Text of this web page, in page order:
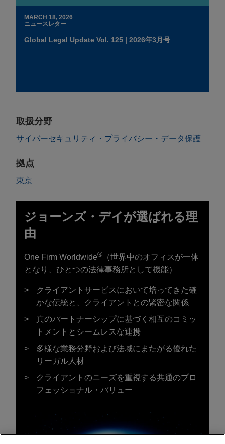
MARCH 18, 2026
ニュースレター
Global Legal Update Vol. 125 | 2026年3月号
取扱分野
サイバーセキュリティ・プライバシー・データ保護
拠点
東京
ジョーンズ・デイが選ばれる理
由
One Firm Worldwide® （世界中のオフィスが一体
となり、ひとつの法律事務所として機能）
クライアントサービスにおいて培ってきた確
かな伝統と、クライアントとの緊密な関係
真のパートナーシップに基づく相互のコミッ
トメントとシームレスな連携
多様な業務分野および法域にまたがる優れた
リーガル人材
クライアントのニーズを重視する共通のプロ
フェッショナル・バリュー